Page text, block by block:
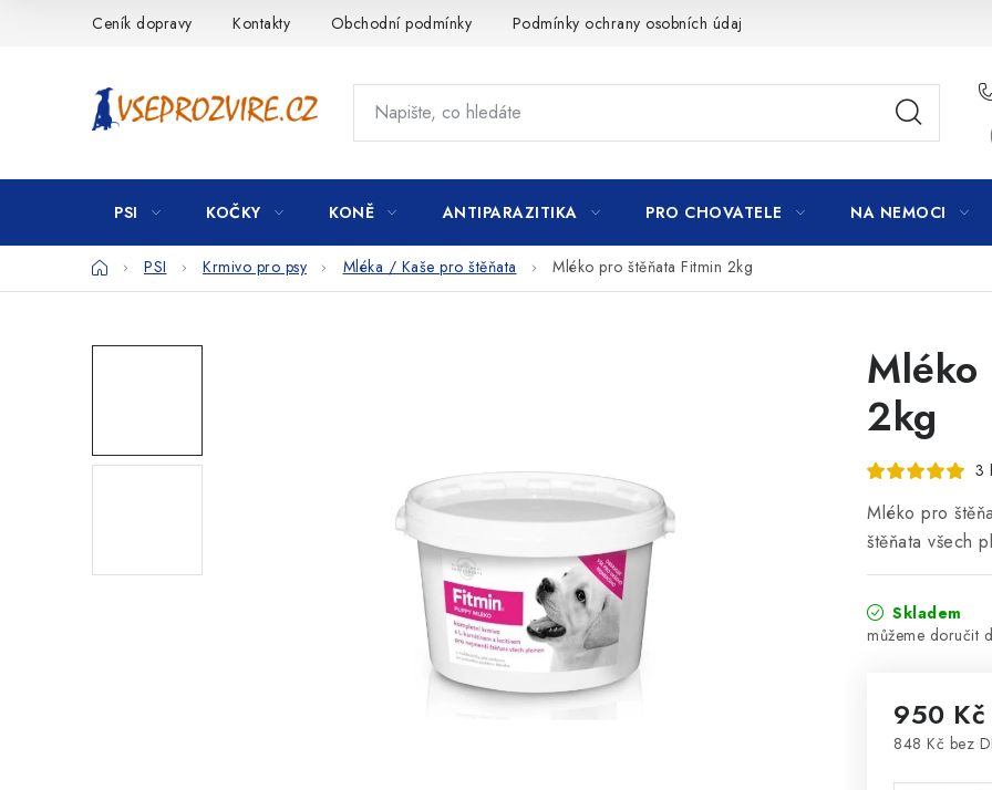
Ceník dopravy Kontakty Obchodní podmínky Podmínky ochrany osobních údajů
PSI KOČKY KONĚ ANTIPARAZITIKA PRO CHOVATELE NA NEMOCI
DomůPSI Krmivo pro psy Mléka / Kaše pro štěňata Mléko pro štěňata Fitmin 2kg
2kg
3
Mléko pro
štěňata všech
Skladem
950 Kč
848 Kč bez